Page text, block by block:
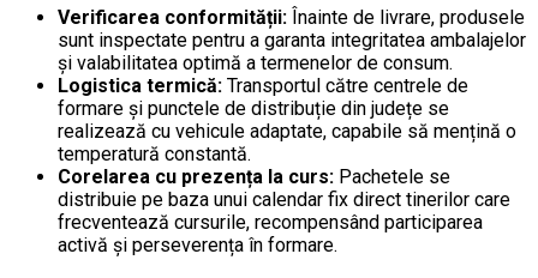
Verificarea conformității: Înainte de livrare, produsele
sunt inspectate pentru a garanta integritatea ambalajelor
și valabilitatea optimă a termenelor de consum.
Logistica termică: Transportul către centrele de
formare și punctele de distribuție din județe se
realizează cu vehicule adaptate, capabile să mențină o
temperatură constantă.
Corelarea cu prezența la curs: Pachetele se
distribuie pe baza unui calendar fix direct tinerilor care
frecventează cursurile, recompensând participarea
activă și perseverența în formare.